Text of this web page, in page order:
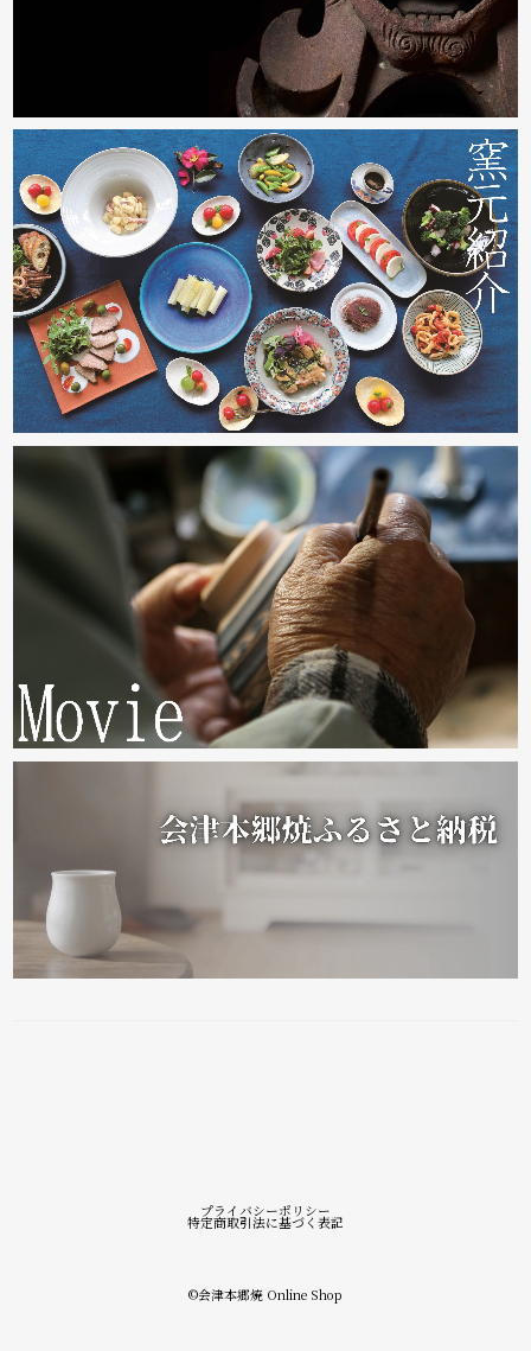
プライバシーポリシー
特定商取引法に基づく表記
©︎会津本郷焼 Online Shop